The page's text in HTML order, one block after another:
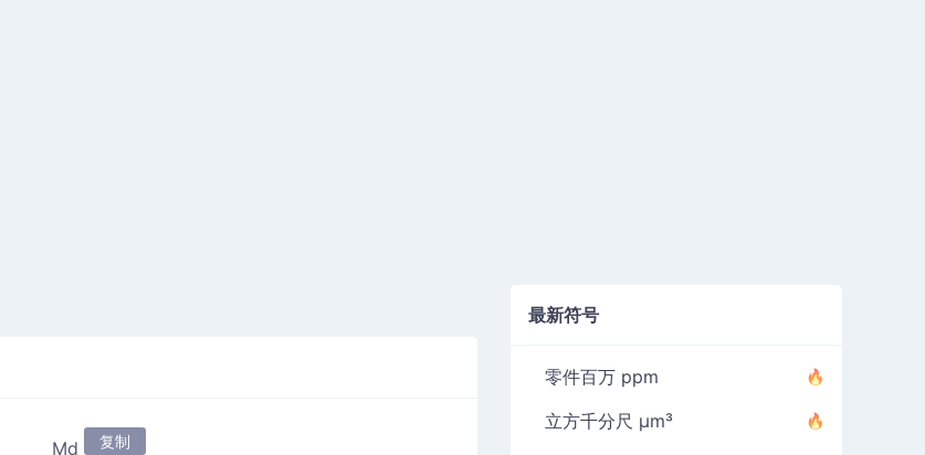
Md 复制
最新符号
零件百万 ppm
立方千分尺 µm³